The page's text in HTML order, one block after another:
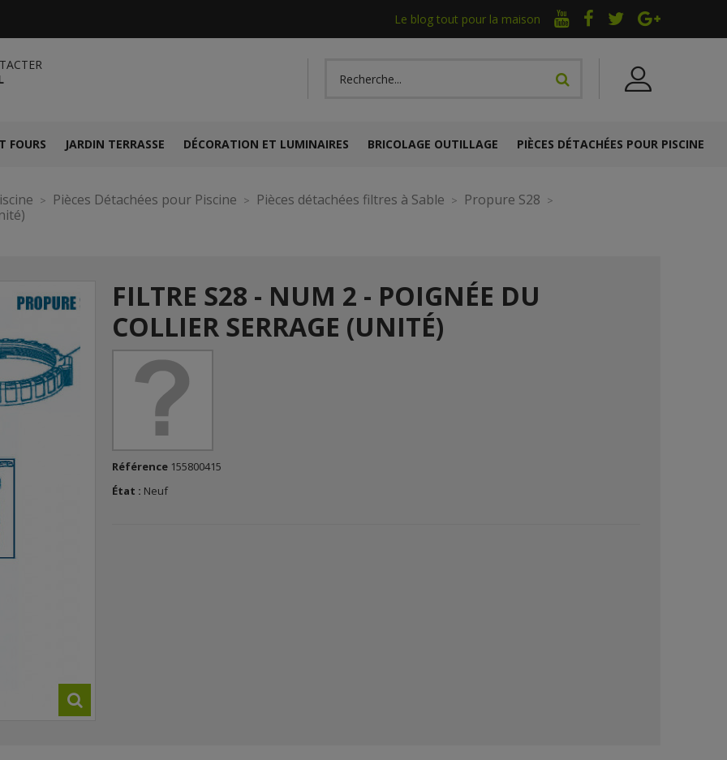
Le blog tout pour la maison
FOURS JARDIN TERRASSE DÉCORATION ET LUMINAIRES BRICOLAGE OUTILLAGE PIÈCES DÉTACHÉES POUR PISCINE
Pièces Détachées pour Piscine Pièces détachées filtres à Sable
Propure S28
FILTRE S28 - NUM 2 - POIGNÉE DU
COLLIER SERRAGE (UNITÉ)
Référence 155800415
État : Neuf